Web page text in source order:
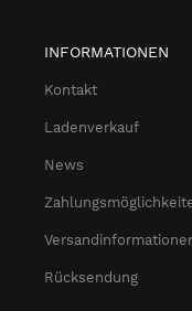
INFORMATIONEN
Kontakt
Ladenverkauf
News
Rücksendung